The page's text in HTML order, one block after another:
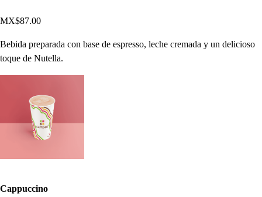
MX$87.00
Bebida preparada con base de espresso, leche cremada y un delicioso
toque de Nutella.
Cappuccino